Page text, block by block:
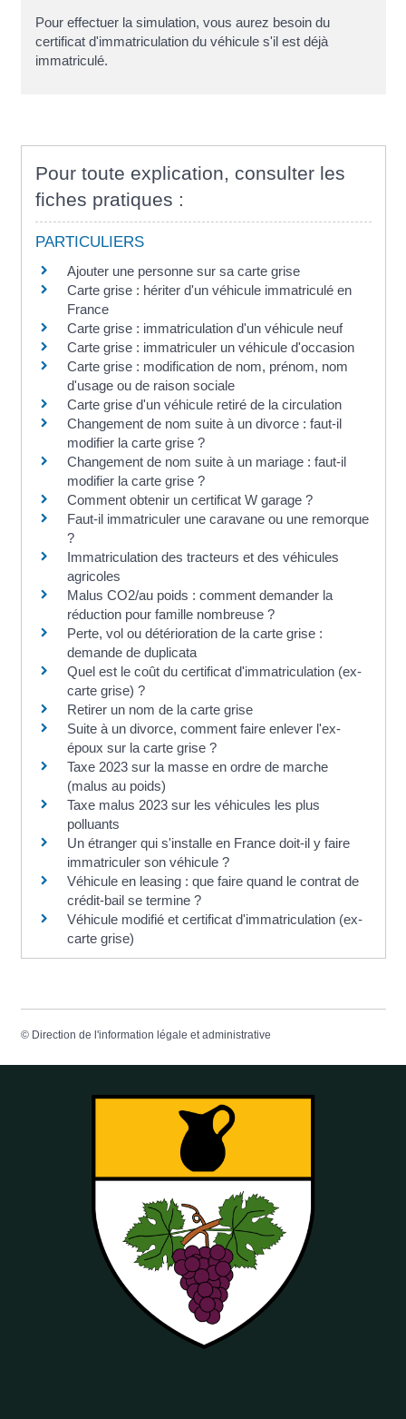
Pour effectuer la simulation, vous aurez besoin du
certificat d'immatriculation du véhicule s'il est déjà
immatriculé.
Pour toute explication, consulter les
fiches pratiques :
PARTICULIERS
Ajouter une personne sur sa carte grise
Carte grise : hériter d'un véhicule immatriculé en
France
Carte grise : immatriculation d'un véhicule neuf
Carte grise : immatriculer un véhicule d'occasion
Carte grise : modification de nom, prénom, nom
d'usage ou de raison sociale
Carte grise d'un véhicule retiré de la circulation
Changement de nom suite à un divorce : faut-il
modifier la carte grise ?
Changement de nom suite à un mariage : faut-il
modifier la carte grise ?
Comment obtenir un certificat W garage ?
Faut-il immatriculer une caravane ou une remorque
?
Immatriculation des tracteurs et des véhicules
agricoles
Malus CO2/au poids : comment demander la
réduction pour famille nombreuse ?
Perte, vol ou détérioration de la carte grise :
demande de duplicata
Quel est le coût du certificat d'immatriculation (ex-
carte grise) ?
Retirer un nom de la carte grise
Suite à un divorce, comment faire enlever l'ex-
époux sur la carte grise ?
Taxe 2023 sur la masse en ordre de marche
(malus au poids)
Taxe malus 2023 sur les véhicules les plus
polluants
Un étranger qui s'installe en France doit-il y faire
immatriculer son véhicule ?
Véhicule en leasing : que faire quand le contrat de
crédit-bail se termine ?
Véhicule modifié et certificat d'immatriculation (ex-
carte grise)
© Direction de l'information légale et administrative